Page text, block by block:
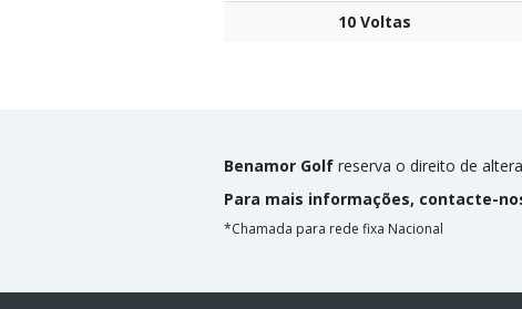
10 Voltas
Benamor Golf reserva o direito de
Para mais informações, contacte-
*Chamada para rede fixa Nacional